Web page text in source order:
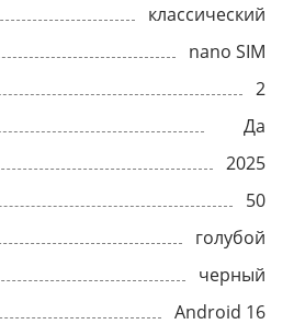
классический
nano SIM
2
Да
2025
50
голубой
черный
Android 16